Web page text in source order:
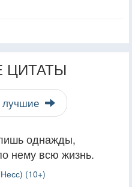
ЦИТАТЫ
лучшие
однажды,
нему всю жизнь.
(10+)